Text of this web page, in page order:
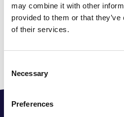
may combine it with other
provided to them or that
of their services.
Selection
Necessary
Preferences
portée mondiale, une
des soins de santé et des
communes.